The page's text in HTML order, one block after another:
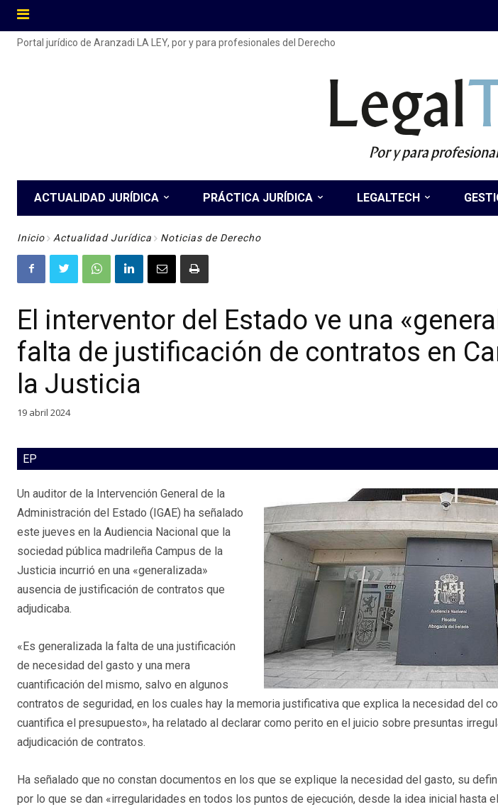
Portal jurídico de Aranzadi LA LEY, por y para profesionales del Derecho
Legal
Por y para
ACTUALIDAD JURÍDICA PRÁCTICA JURÍDICA LEGALTECH
Inicio Actualidad Jurídica Noticias de Derecho
El interventor del Estado ve una
falta de justificación de contratos en
la Justicia
19 abril 2024
EP
Un auditor de la Intervención General de la
Administración del Estado (IGAE) ha señalado
este jueves en la Audiencia Nacional que la
sociedad pública madrileña Campus de la
Justicia incurrió en una «generalizada»
ausencia de justificación de contratos que
adjudicaba.
«Es generalizada la falta de una justificación
de necesidad del gasto y una mera
cuantificación del mismo, salvo en algunos
contratos de seguridad, en los cuales hay la memoria justificativa que explica la necesidad del
cuantifica el presupuesto», ha relatado al declarar como perito en el juicio sobre presuntas
adjudicación de contratos.
Ha señalado que no constan documentos en los que se explique la necesidad del gasto, su
por lo que se dan «irregularidades en todos los puntos de ejecución, desde la idea inicial hasta